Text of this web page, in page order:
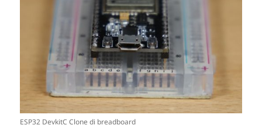
ESP32 DevkitC Clone di breadboard